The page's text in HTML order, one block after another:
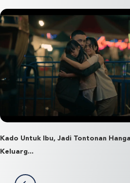
Kado Untuk Ibu, Jadi Tontonan
Keluarg...